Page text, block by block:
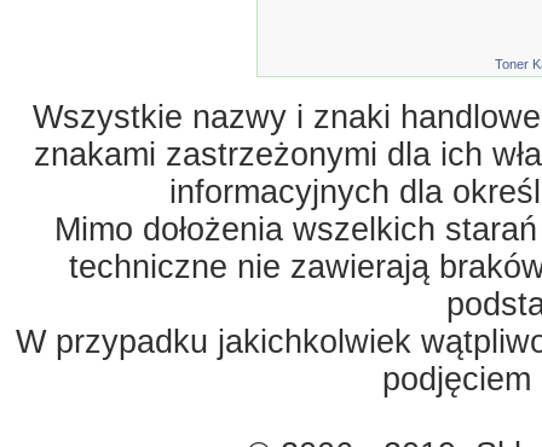
Toner
Wszystkie nazwy i znaki
znakami zastrzeżonymi dla ich
informacyjnych dla
Mimo dołożenia wszelkich
techniczne nie zawierają
W przypadku jakichkolwiek